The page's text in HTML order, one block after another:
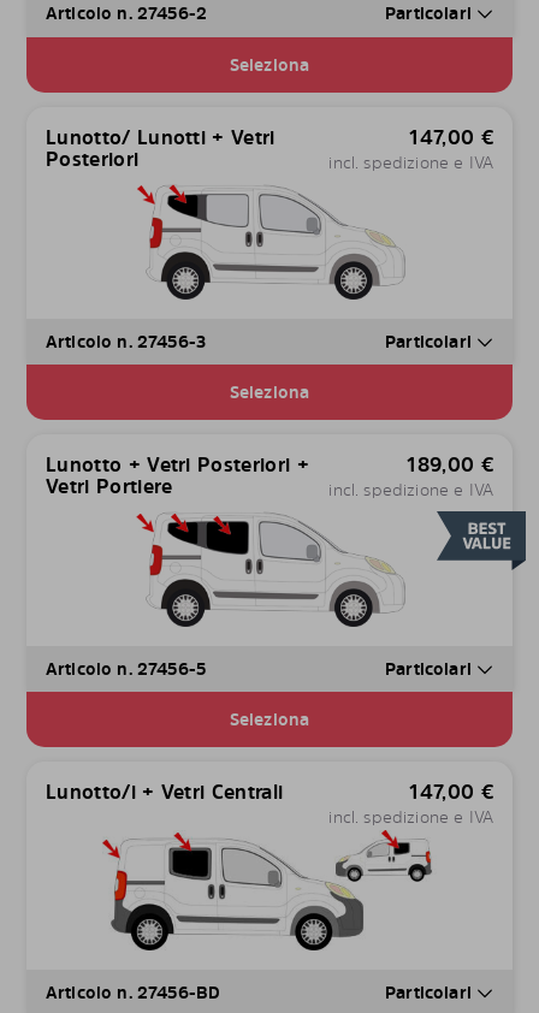
Articolo n. 27456-2 Particolari
Seleziona
Lunotto/ Lunotti + Vetri
Posteriori
147,00 €
incl. spedizione e IVA
Articolo n. 27456-3 Particolari
Seleziona
Lunotto + Vetri Posteriori +
Vetri Portiere
189,00 €
incl. spedizione e IVA
Articolo n. 27456-5 Particolari
Seleziona
Lunotto/i + Vetri Centrali 147,00 €
incl. spedizione e IVA
Articolo n. 27456-BD Particolari